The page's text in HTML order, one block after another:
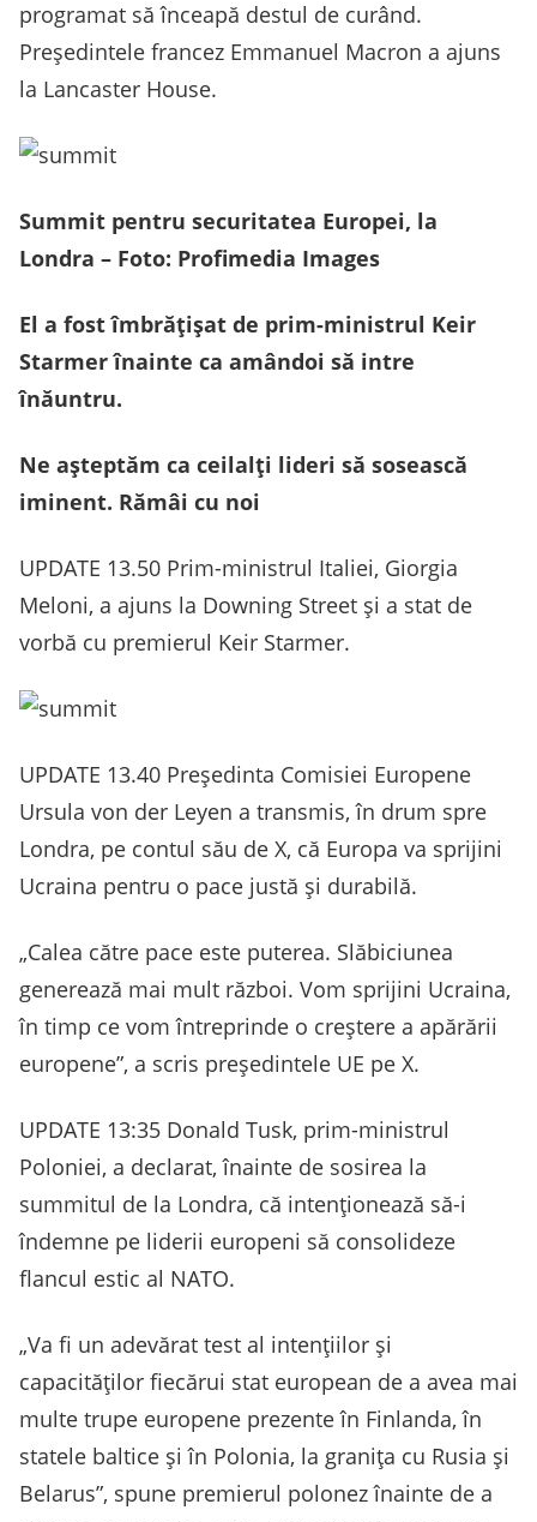
programat să înceapă destul de curând.
Președintele francez Emmanuel Macron a ajuns
la Lancaster House.
Summit pentru securitatea Europei, la
Londra – Foto: Profimedia Images
El a fost îmbrățișat de prim-ministrul Keir
Starmer înainte ca amândoi să intre
înăuntru.
Ne așteptăm ca ceilalți lideri să sosească
iminent. Rămâi cu noi
UPDATE 13.50 Prim-ministrul Italiei, Giorgia
Meloni, a ajuns la Downing Street și a stat de
vorbă cu premierul Keir Starmer.
UPDATE 13.40 Preşedinta Comisiei Europene
Ursula von der Leyen a transmis, în drum spre
Londra, pe contul său de X, că Europa va sprijini
Ucraina pentru o pace justă și durabilă.
„Calea către pace este puterea. Slăbiciunea
generează mai mult război. Vom sprijini Ucraina,
în timp ce vom întreprinde o creștere a apărării
europene”, a scris președintele UE pe X.
UPDATE 13:35 Donald Tusk, prim-ministrul
Poloniei, a declarat, înainte de sosirea la
summitul de la Londra, că intenţionează să-i
îndemne pe liderii europeni să consolideze
flancul estic al NATO.
„Va fi un adevărat test al intenţiilor şi
capacităţilor fiecărui stat european de a avea mai
multe trupe europene prezente în Finlanda, în
statele baltice şi în Polonia, la graniţa cu Rusia şi
Belarus”, spune premierul polonez înainte de a